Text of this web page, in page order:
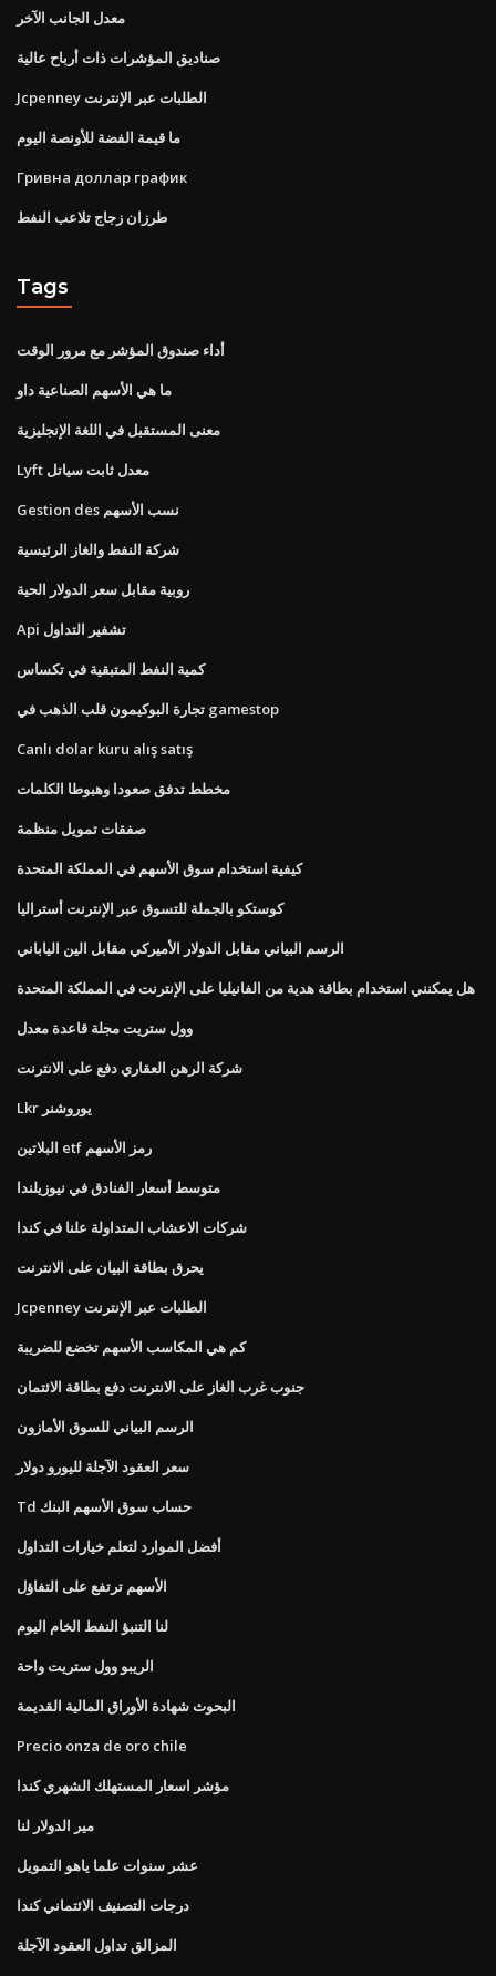
معدل الجانب الآخر
صناديق المؤشرات ذات أرباح عالية
Jcpenney الطلبات عبر الإنترنت
ما قيمة الفضة للأونصة اليوم
Гривна доллар график
طرزان زجاج تلاعب النفط
Tags
أداء صندوق المؤشر مع مرور الوقت
ما هي الأسهم الصناعية داو
معنى المستقبل في اللغة الإنجليزية
Lyft معدل ثابت سياتل
Gestion des نسب الأسهم
شركة النفط والغاز الرئيسية
روبية مقابل سعر الدولار الحية
Api تشفير التداول
كمية النفط المتبقية في تكساس
تجارة البوكيمون قلب الذهب في gamestop
Canlı dolar kuru alış satış
مخطط تدفق صعودا وهبوطا الكلمات
صفقات تمويل منظمة
كيفية استخدام سوق الأسهم في المملكة المتحدة
كوستكو بالجملة للتسوق عبر الإنترنت أستراليا
الرسم البياني مقابل الدولار الأميركي مقابل الين الياباني
هل يمكنني استخدام بطاقة هدية من الفانيليا على الإنترنت في المملكة المتحدة
وول ستريت مجلة قاعدة معدل
شركة الرهن العقاري دفع على الانترنت
Lkr يوروشنر
البلاتين etf رمز الأسهم
متوسط ​​أسعار الفنادق في نيوزيلندا
شركات الاعشاب المتداولة علنا ​​في كندا
يحرق بطاقة البيان على الانترنت
Jcpenney الطلبات عبر الإنترنت
كم هي المكاسب الأسهم تخضع للضريبة
جنوب غرب الغاز على الانترنت دفع بطاقة الائتمان
الرسم البياني للسوق الأمازون
سعر العقود الآجلة لليورو دولار
Td حساب سوق الأسهم البنك
أفضل الموارد لتعلم خيارات التداول
الأسهم ترتفع على التفاؤل
لنا التنبؤ النفط الخام اليوم
الريبو وول ستريت واحة
البحوث شهادة الأوراق المالية القديمة
Precio onza de oro chile
مؤشر اسعار المستهلك الشهري كندا
مير الدولار لنا
عشر سنوات علما ياهو التمويل
درجات التصنيف الائتماني كندا
المزالق تداول العقود الآجلة